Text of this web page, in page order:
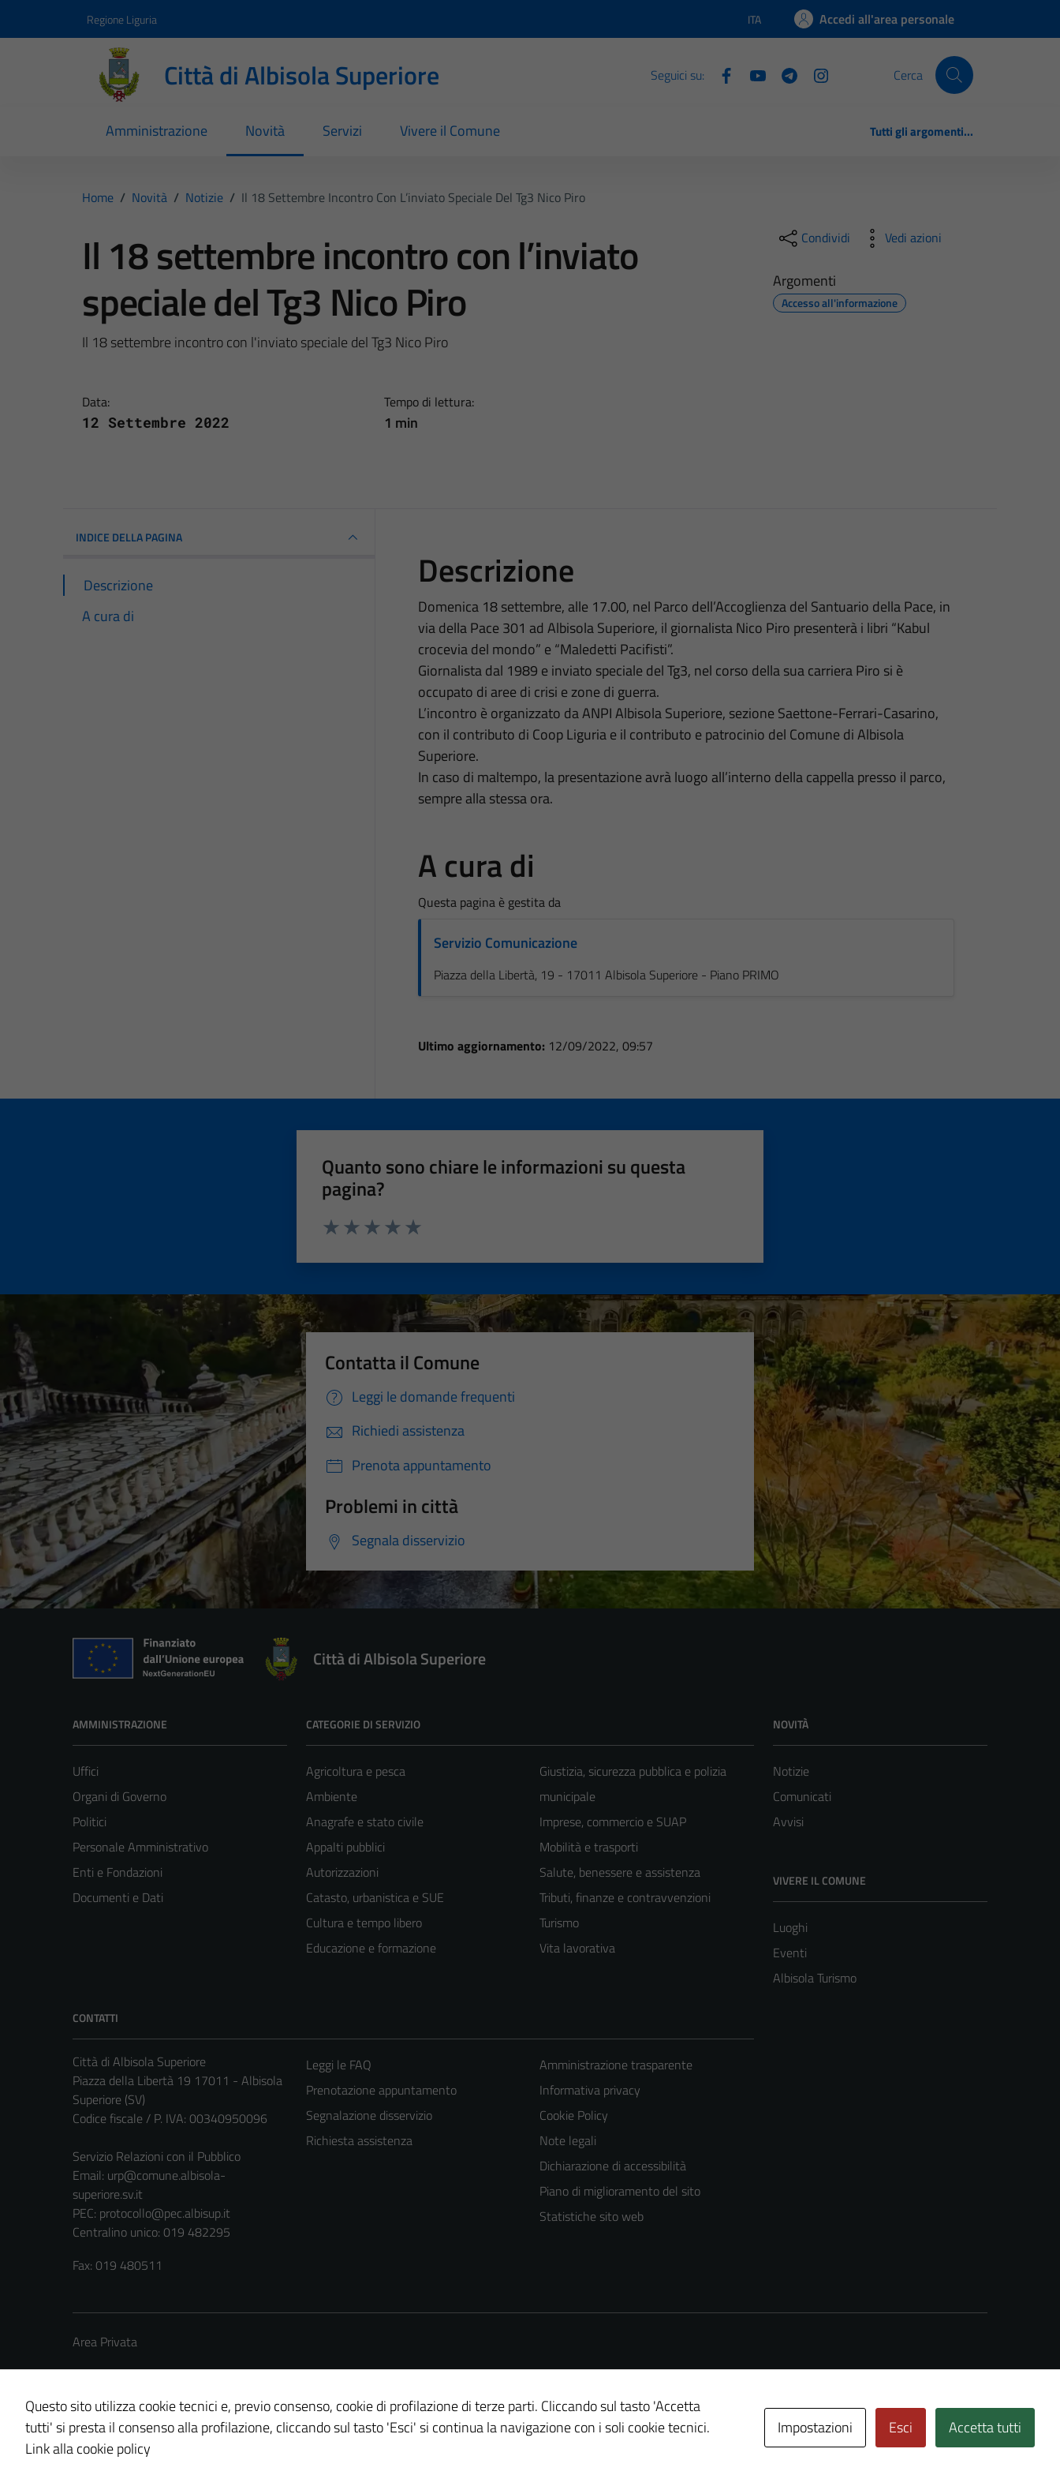
Regione Liguria Lingua attiva:
ITA Accedi all'area personale
Città di Albisola Superiore Seguici su: Cerca
Amministrazione Novità Servizi Vivere il Comune Tutti gli argomenti...
Home / Novità / Notizie / Il 18 Settembre Incontro Con L’inviato Speciale Del Tg3 Nico Piro
Il 18 settembre incontro con l’inviato
speciale del Tg3 Nico Piro
Il 18 settembre incontro con l'inviato speciale del Tg3 Nico Piro
Data:
12 Settembre 2022
Tempo di lettura:
1 min
Condividi Vedi azioni
Argomenti
Accesso all'informazione
INDICE DELLA PAGINA
Descrizione
A cura di
Descrizione
Domenica 18 settembre, alle 17.00, nel Parco dell’Accoglienza del Santuario della Pace, in
via della Pace 301 ad Albisola Superiore, il giornalista Nico Piro presenterà i libri “Kabul
crocevia del mondo” e “Maledetti Pacifisti”.
Giornalista dal 1989 e inviato speciale del Tg3, nel corso della sua carriera Piro si è
occupato di aree di crisi e zone di guerra.
L’incontro è organizzato da ANPI Albisola Superiore, sezione Saettone-Ferrari-Casarino,
con il contributo di Coop Liguria e il contributo e patrocinio del Comune di Albisola
Superiore.
In caso di maltempo, la presentazione avrà luogo all’interno della cappella presso il parco,
sempre alla stessa ora.
A cura di
Questa pagina è gestita da
Servizio Comunicazione
Piazza della Libertà, 19 - 17011 Albisola Superiore - Piano PRIMO
Ultimo aggiornamento: 12/09/2022, 09:57
Quanto sono chiare le informazioni su questa
pagina?
Contatta il Comune
Leggi le domande frequenti
Richiedi assistenza
Prenota appuntamento
Problemi in città
Segnala disservizio
Città di Albisola Superiore
AMMINISTRAZIONE
Uffici
Organi di Governo
Politici
Personale Amministrativo
Enti e Fondazioni
Documenti e Dati
CATEGORIE DI SERVIZIO
Agricoltura e pesca
Ambiente
Anagrafe e stato civile
Appalti pubblici
Autorizzazioni
Catasto, urbanistica e SUE
Cultura e tempo libero
Educazione e formazione
Giustizia, sicurezza pubblica e polizia
municipale
Imprese, commercio e SUAP
Mobilità e trasporti
Salute, benessere e assistenza
Tributi, finanze e contravvenzioni
Turismo
Vita lavorativa
NOVITÀ
Notizie
Comunicati
Avvisi
VIVERE IL COMUNE
Luoghi
Eventi
Albisola Turismo
CONTATTI
Città di Albisola Superiore
Piazza della Libertà 19 17011 - Albisola
Superiore (SV)
Codice fiscale / P. IVA: 00340950096
Servizio Relazioni con il Pubblico
Email: urp@comune.albisola-
superiore.sv.it
PEC: protocollo@pec.albisup.it
Centralino unico: 019 482295
Fax: 019 480511
Leggi le FAQ
Prenotazione appuntamento
Segnalazione disservizio
Richiesta assistenza
Amministrazione trasparente
Informativa privacy
Cookie Policy
Note legali
Dichiarazione di accessibilità
Piano di miglioramento del sito
Statistiche sito web
Area Privata
Credits: © Technical Design s.r.l.
Questo sito utilizza cookie tecnici e, previo consenso, cookie di profilazione di terze parti. Cliccando sul tasto 'Accetta
tutti' si presta il consenso alla profilazione, cliccando sul tasto 'Esci' si continua la navigazione con i soli cookie tecnici.
Link alla cookie policy
Impostazioni Esci Accetta tutti
Tecnici